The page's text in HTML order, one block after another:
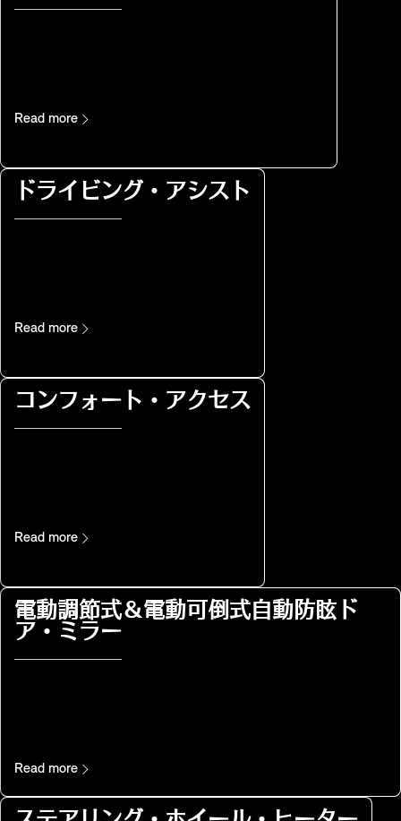
Read more
ドライビング・アシスト
Read more
コンフォート・アクセス
Read more
電動調節式＆電動可倒式自動防眩ド
ア・ミラー
Read more